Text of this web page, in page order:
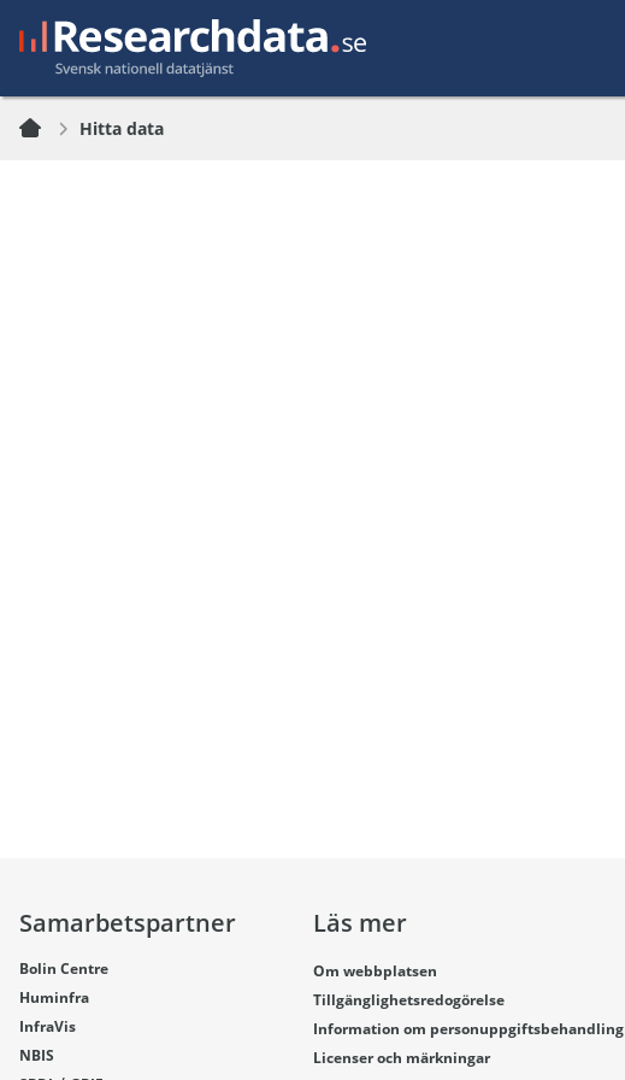
Hitta data
Samarbetspartner
Bolin Centre
Huminfra
InfraVis
NBIS
Läs mer
Om webbplatsen
Tillgänglighetsredogörelse
Information om personuppgiftsbehandling
Licenser och märkningar